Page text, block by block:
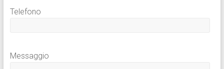
Telefono
Messaggio